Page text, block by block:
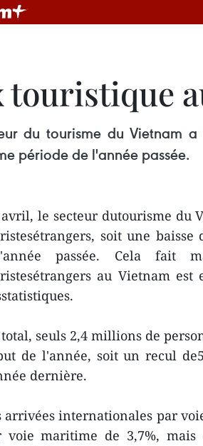
du tourisme du Vietnam
période de l'année passée.
le secteur dutourisme du
soit une
passée. Cela fait
au Vietnam
seuls 2,4 millions de
de l'année, soit un recul
dernière.
arrivées internationales par
voie maritime de 3,7%,